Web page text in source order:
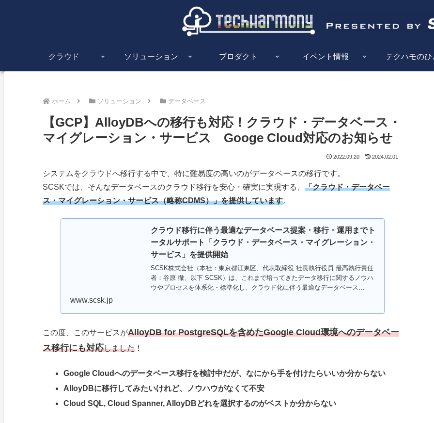
クラウド ソリューション プロダクト イベント情報 テクハモのひ
ホーム ソリューション データベース
【GCP】AlloyDBへの移行も対応！クラウド・データベース・
マイグレーション・サービス Googe Cloud対応のお知らせ
2022.09.20 2024.02.01
システムをクラウドへ移行する中で、特に難易度の高いのがデータベースの移行です。
SCSKでは、そんなデータベースのクラウド移行を安心・確実に実現する、 「クラウド・データベー
ス・マイグレーション・サービス（略称CDMS）」を提供しています。
クラウド移行に伴う最適なデータベース提案・移行・運用までト
ータルサポート「クラウド・データベース・マイグレーション・
サービス」を提供開始
SCSK株式会社（本社：東京都江東区、代表取締役 社長執行役員 最高執行責任
者：谷原 徹、以下 SCSK）は、これまで培ってきたデータ移行に関するノウハ
ウやプロセスを体系化・標準化し、クラウド化に伴う最適なデータベース
www.scsk.jp
この度、このサービスがAlloyDB for PostgreSQLを含めたGoogle Cloud環境へのデータベー
ス移行にも対応しました！
Google Cloudへのデータベース移行を検討中だが、なにから手を付けたらいいか分からない
AlloyDBに移行してみたいけれど、ノウハウがなくて不安
Cloud SQL, Cloud Spanner, AlloyDBどれを選択するのがベストか分からない